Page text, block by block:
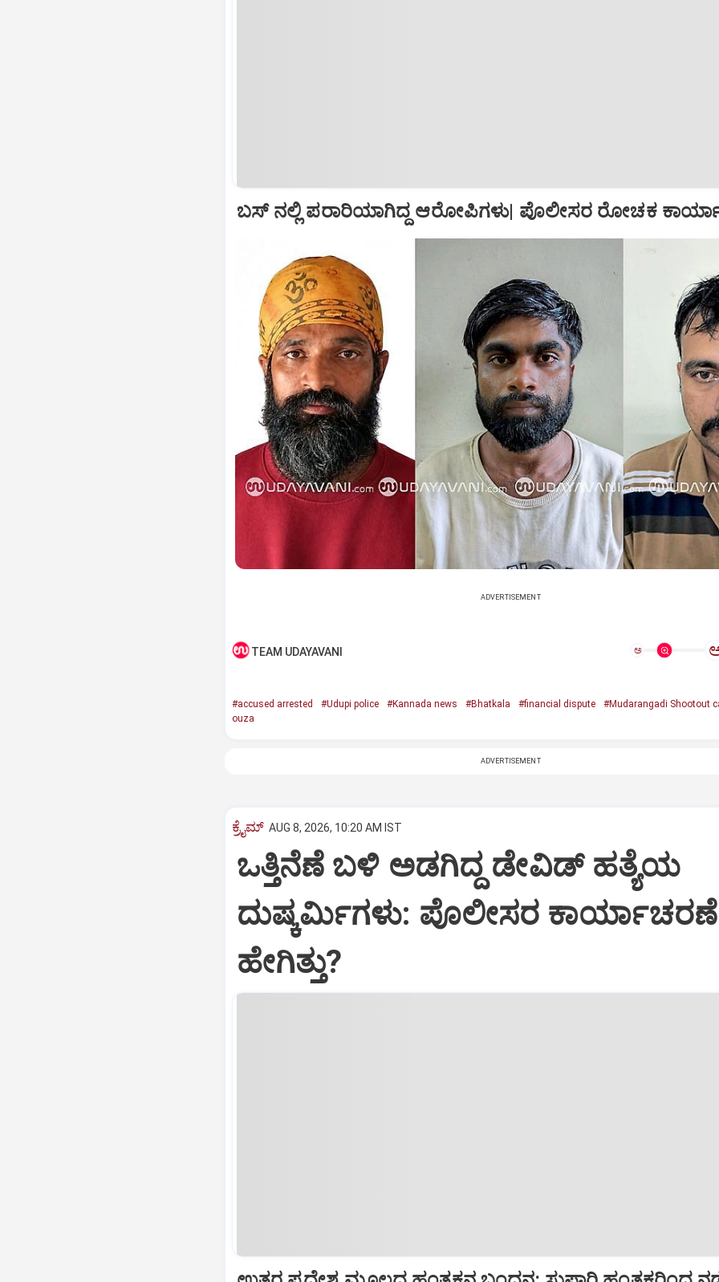
ಬಸ್‌ ನಲ್ಲಿ ಪರಾರಿಯಾಗಿದ್ದ ಆರೋಪಿಗಳು| ಪೊಲೀಸರ ರೋಚಕ
ADVERTISEMENT
TEAM UDAYAVANI ಅ
#accused arrested #Udupi police #Kannada news #Bhatkala #financial dispute
#Mudarangadi Shootout
ouza
ADVERTISEMENT
ಕ್ರೈಮ್ AUG 8, 2026, 10:20 AM IST
ಒತ್ತಿನೆಣೆ ಬಳಿ ಅಡಗಿದ್ದ ಡೇವಿಡ್‌ ಹತ್ಯೆಯ
ದುಷ್ಕರ್ಮಿಗಳು: ಪೊಲೀಸರ ಕಾರ್ಯಾಚರಣೆ
ಹೇಗಿತ್ತು?